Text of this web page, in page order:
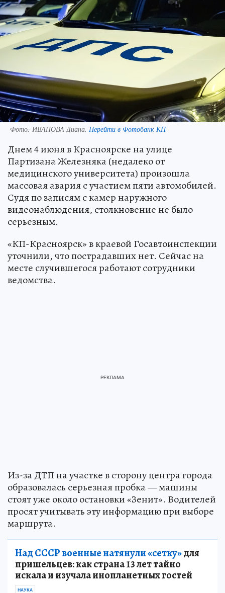
Фото: ИВАНОВА Диана. Перейти в Фотобанк КП
Днем 4 июня в Красноярске на улице
Партизана Железняка (недалеко от
медицинского университета) произошла
массовая авария с участием пяти автомобилей.
Судя по записям с камер наружного
видеонаблюдения, столкновение не было
серьезным.
«КП-Красноярск» в краевой Госавтоинспекции
уточнили, что пострадавших нет. Сейчас на
месте случившегося работают сотрудники
ведомства.
Из-за ДТП на участке в сторону центра города
образовалась серьезная пробка — машины
стоят уже около остановки «Зенит». Водителей
просят учитывать эту информацию при выборе
маршрута.
Над СССР военные натянули «сетку»для
пришельцев: как страна 13 лет тайно
искала и изучала инопланетных гостей
НАУКА